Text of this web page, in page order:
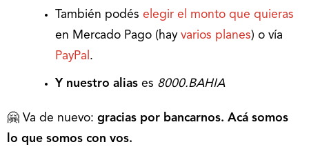
También podés elegir el monto que quieras
en Mercado Pago (hay varios planes) o vía
PayPal .
Y nuestro alias es 8000.BAHIA
🤗 Va de nuevo: gracias por bancarnos. Acá somos
lo que somos con vos.